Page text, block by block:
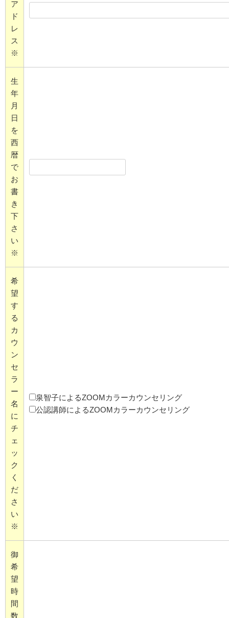
ア
ド
レ
ス
※
生
年
月
日
を
西
暦
で
お
書
き
下
さ
い
※
希
望
す
る
カ
ウ
ン
セ
ラ
ー
名
に
チ
ェ
ッ
ク
く
だ
さ
い
※
泉智子によるZOOMカラーカウンセリング
公認講師によるZOOMカラーカウンセリング
御
希
望
時
間
数